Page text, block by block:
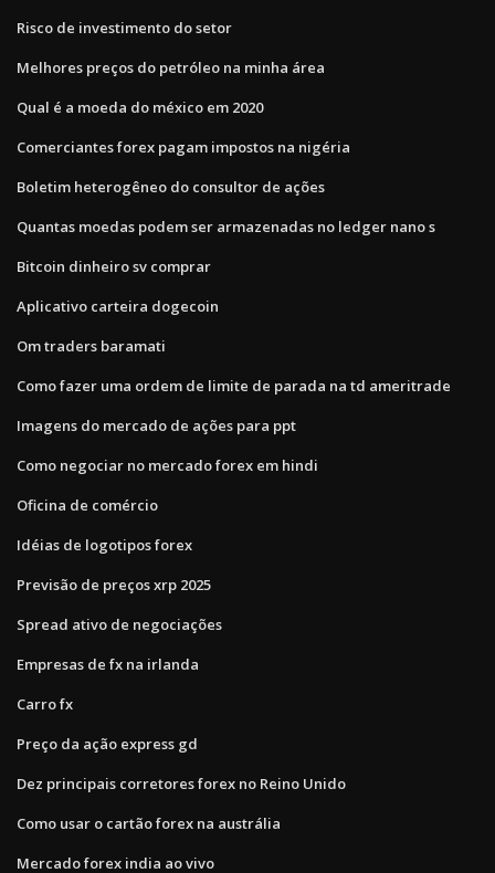
Risco de investimento do setor
Melhores preços do petróleo na minha área
Qual é a moeda do méxico em 2020
Comerciantes forex pagam impostos na nigéria
Boletim heterogêneo do consultor de ações
Quantas moedas podem ser armazenadas no ledger nano s
Bitcoin dinheiro sv comprar
Aplicativo carteira dogecoin
Om traders baramati
Como fazer uma ordem de limite de parada na td ameritrade
Imagens do mercado de ações para ppt
Como negociar no mercado forex em hindi
Oficina de comércio
Idéias de logotipos forex
Previsão de preços xrp 2025
Spread ativo de negociações
Empresas de fx na irlanda
Carro fx
Preço da ação express gd
Dez principais corretores forex no Reino Unido
Como usar o cartão forex na austrália
Mercado forex india ao vivo